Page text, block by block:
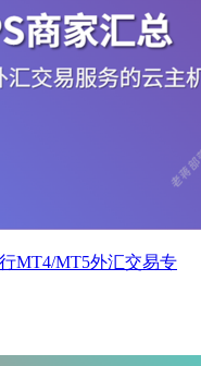
MT4/MT5外汇交易专